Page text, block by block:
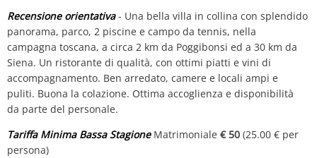
Recensione orientativa- Una bella villa in collina con splendido
panorama, parco, 2 piscine e campo da tennis, nella
campagna toscana, a circa 2 km da Poggibonsi ed a 30 km da
Siena. Un ristorante di qualità, con ottimi piatti e vini di
accompagnamento. Ben arredato, camere e locali ampi e
puliti. Buona la colazione. Ottima accoglienza e disponibilità
da parte del personale.
Tariffa Minima Bassa StagioneMatrimoniale € 50 (25.00 € per
persona)